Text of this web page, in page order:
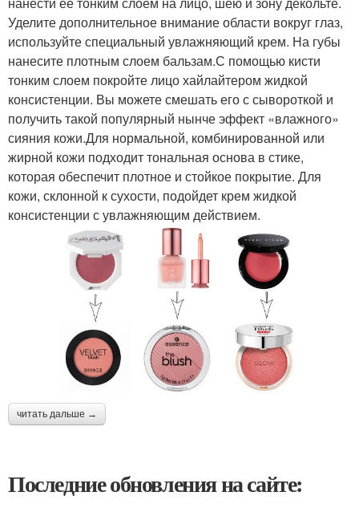
Уделите дополнительное внимание области вокруг глаз,
используйте специальный увлажняющий крем. На губы
нанесите плотным слоем бальзам.С помощью кисти
тонким слоем покройте лицо хайлайтером жидкой
консистенции. Вы можете смешать его с сывороткой и
получить такой популярный нынче эффект «влажного»
сияния кожи.Для нормальной, комбинированной или
жирной кожи подходит тональная основа в стике,
которая обеспечит плотное и стойкое покрытие. Для
кожи, склонной к сухости, подойдет крем жидкой
консистенции с увлажняющим действием.
читать дальше →
Последние обновления на сайте: